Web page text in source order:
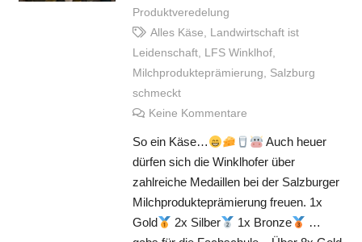
Produktveredelung
Alles Käse
Landwirtschaft ist
Leidenschaft, LFS Winklhof,
Milchprodukteprämierung
Salzburg
schmeckt
Keine Kommentare
So ein Käse…
Auch heuer
dürfen sich die Winklhofer über
zahlreiche Medaillen bei der Salzburger
Milchprodukteprämierung freuen. 1x
Gold
2x Silber 1x Bronze
…